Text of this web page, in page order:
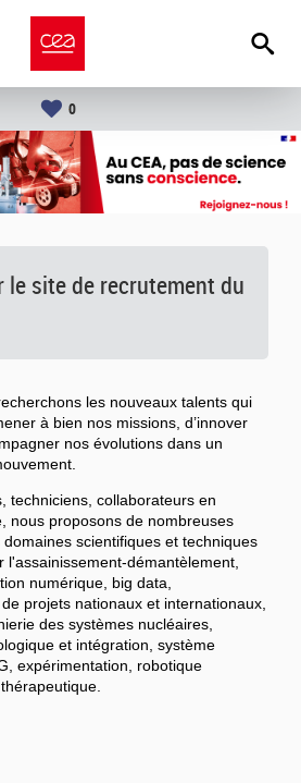
0
le site de recrutement du
les nouveaux talents qui
à bien nos missions, d’innover
nos évolutions dans un
techniciens, collaborateurs en
nous proposons de nombreuses
scientifiques et techniques
l'assainissement-démantèlement,
numérique, big data,
projets nationaux et internationaux,
des systèmes nucléaires,
et intégration, système
expérimentation, robotique